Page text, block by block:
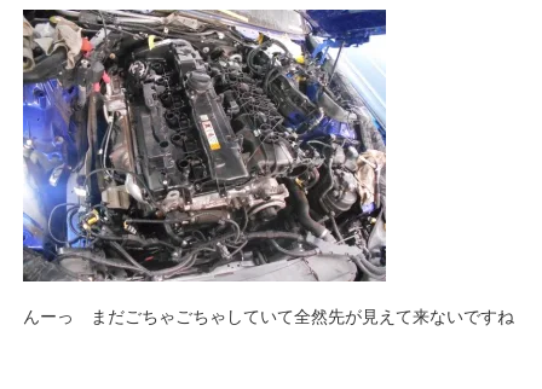
んーっ まだごちゃごちゃしていて全然先が見えて来ないですね